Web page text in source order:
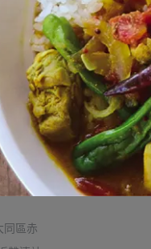
2555-
12:00-
同區赤
購物須知
門市資訊
購物須知
常見問答
取消訂單與
聯繫我們
隱私政策